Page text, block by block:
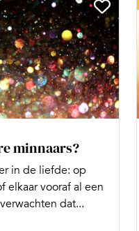
minnaars?
in de liefde: op
elkaar vooraf al een
dat...